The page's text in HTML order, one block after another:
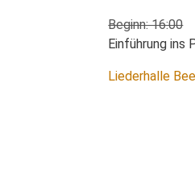
Beginn: 16:00
Einführung ins
Liederhalle